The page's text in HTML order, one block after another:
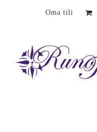
Oma tili